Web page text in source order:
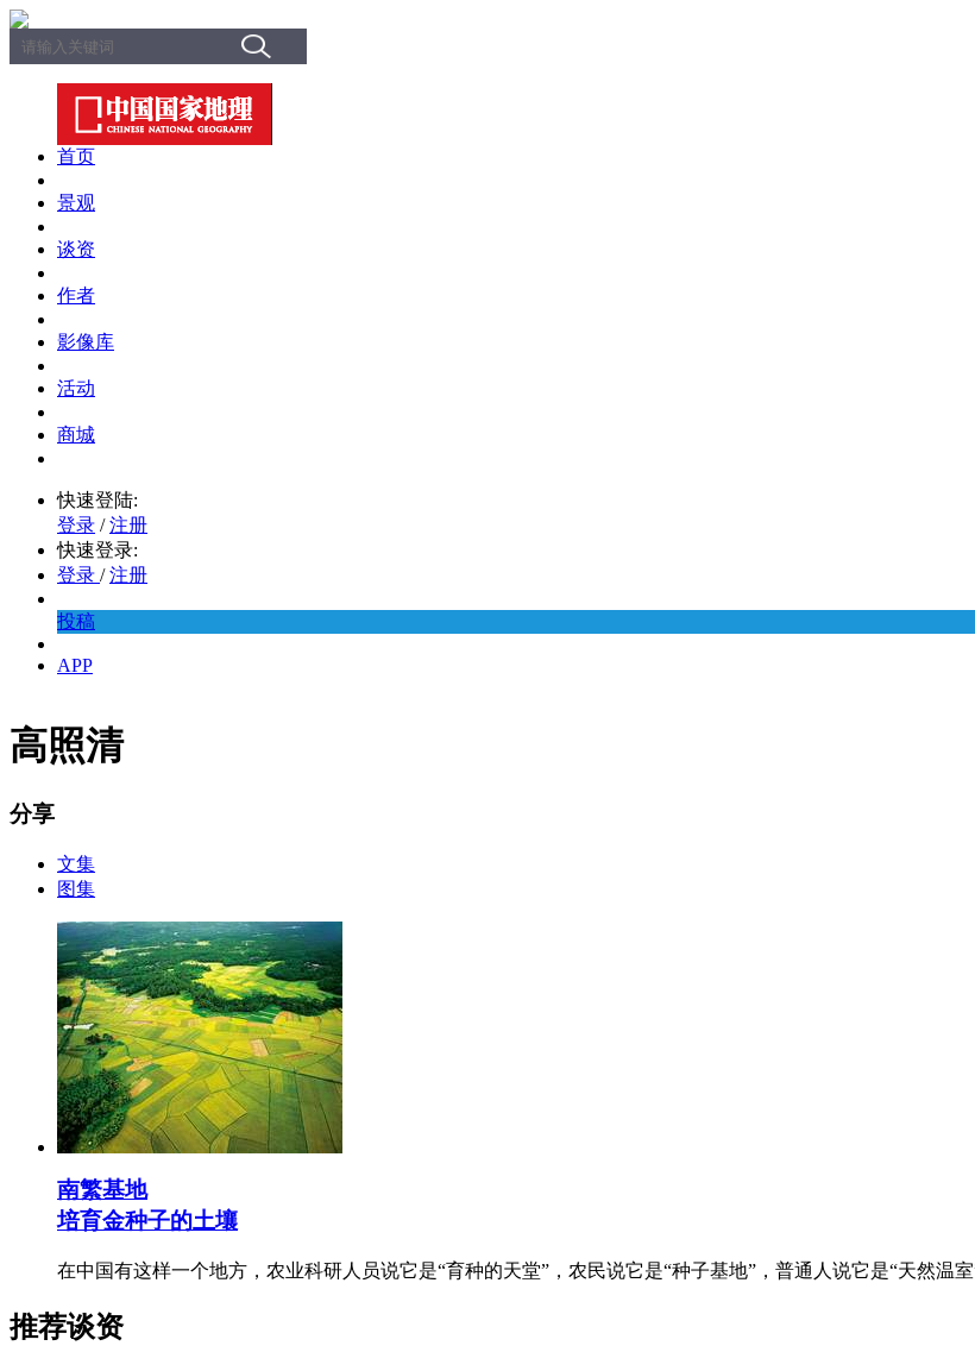
首页
景观
谈资
作者
影像库
活动
商城
快速登陆:
登录 / 注册
快速登录:
登录 / 注册
投稿
APP
高照清
分享
文集
图集
南繁基地
培育金种子的土壤
在中国有这样一个地方，农业科研人员说它是“育种的天堂”，农民说它是“种子基地”，普通人说它是“天然
推荐谈资